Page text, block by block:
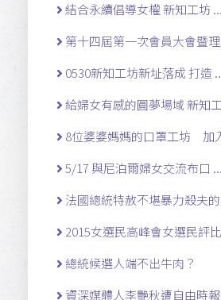
結合永續倡導女權 新知工坊 ...
第十四屆第一次會員大會暨
0530新知工坊新址落成 打造
給婦女有感的圓夢場域 新知
8位婆婆媽媽的口罩工坊 加
5/17 與尼泊爾婦女交流布口 ...
法國總統特赦不堪暴力殺夫
2015女選民高峰會女選民評
總統候選人端不出牛肉？
資深媒體人李艷秋遭自由時